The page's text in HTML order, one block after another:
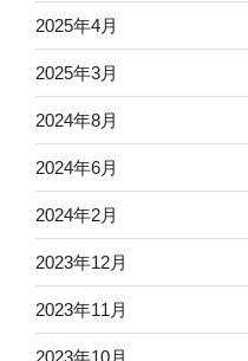
2025年4月
2025年3月
2024年8月
2024年6月
2024年2月
2023年12月
2023年11月
2023年10月